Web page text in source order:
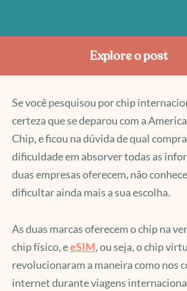
Explore o post
Se você pesquisou por chip
certeza que se deparou com a
Chip, e ficou na dúvida de qual
dificuldade em absorver todas as
duas empresas oferecem, não
dificultar ainda mais a sua escolha.
As duas marcas oferecem o chip na
chip físico, eeSIM, ou seja, o chip
revolucionaram a maneira como nos
internet durante viagens